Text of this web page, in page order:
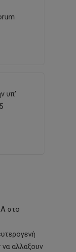
υπ’
στο
αλλάξουν